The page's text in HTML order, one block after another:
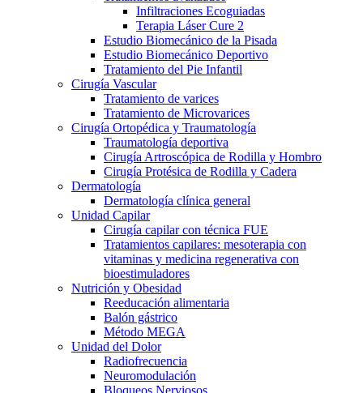
Infiltraciones Ecoguiadas
Terapia Láser Cure 2
Estudio Biomecánico de la Pisada
Estudio Biomecánico Deportivo
Tratamiento del Pie Infantil
Cirugía Vascular
Tratamiento de varices
Tratamiento de Microvarices
Cirugía Ortopédica y Traumatología
Traumatología deportiva
Cirugía Artroscópica de Rodilla y Hombro
Cirugía Protésica de Rodilla y Cadera
Dermatología
Dermatología clínica general
Unidad Capilar
Cirugía capilar con técnica FUE
Tratamientos capilares: mesoterapia con
vitaminas y medicina regenerativa con
bioestimuladores
Nutrición y Obesidad
Reeducación alimentaria
Balón gástrico
Método MEGA
Unidad del Dolor
Radiofrecuencia
Neuromodulación
Bloqueos Nerviosos